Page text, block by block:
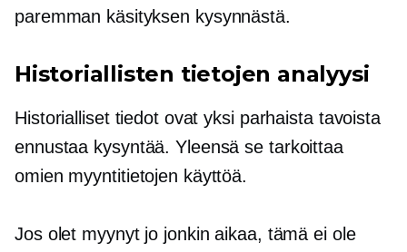
paremman käsityksen kysynnästä.
Historiallisten tietojen analyysi
Historialliset tiedot ovat yksi parhaista tavoista
ennustaa kysyntää. Yleensä se tarkoittaa
omien myyntitietojen käyttöä.
Jos olet myynyt jo jonkin aikaa, tämä ei ole